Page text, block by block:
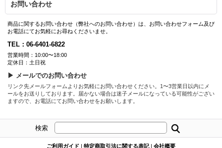
お問い合わせ
商品に関するお問い合わせ（弊社へのお問い合わせ）は、お問い合わせフォーム及び
お電話にてお気軽にお尋ねくださいませ。
TEL：06-6401-6822
営業時間：10:00〜18:00
定休日：土日祝
▶ メールでのお問い合わせ
リンク先メールフォームよりお気軽にお問い合わせください。1〜3営業日以内にメ
ールをお送りしております。届かない場合は迷子メールになっている可能性がござい
ますので、お電話にてお問い合わせをお願いします。
検索
ご利用ガイド | 特定商取引法に関する表記 | 会社概要